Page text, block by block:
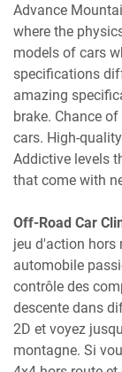
Advance
where the
models of cars
specifications
amazing
brake. Chance
cars. High-
Addictive levels
that come with
Off-Road Car
jeu d'action hors
automobile
contrôle des
descente dans
2D et voyez
montagne. Si